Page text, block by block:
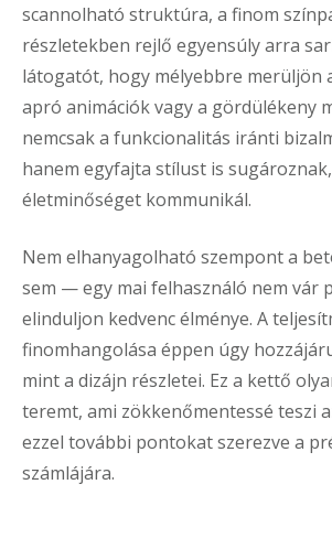
scannolható struktúra, a finom
részletekben rejlő egyensúly arra
látogatót, hogy mélyebbre merüljön
apró animációk vagy a gördülékeny
nemcsak a funkcionalitás iránti
hanem egyfajta stílust is
életminőséget kommunikál.
Nem elhanyagolható szempont a
sem — egy mai felhasználó nem vár
elinduljon kedvenc élménye. A
finomhangolása éppen úgy
mint a dizájn részletei. Ez a kettő
teremt, ami zökkenőmentessé teszi
ezzel további pontokat szerezve a
számlájára.